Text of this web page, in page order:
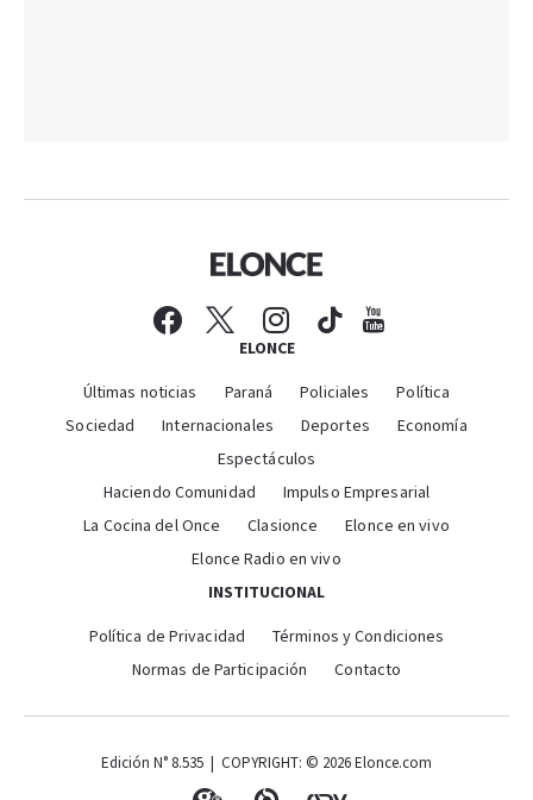
ELONCE
Últimas noticias Paraná Policiales
Política
Sociedad
Internacionales Deportes
Economía
Espectáculos
Haciendo Comunidad
Impulso Empresarial
La Cocina del Once
Clasionce
Elonce en vivo
Elonce Radio en vivo
INSTITUCIONAL
Política de Privacidad
Términos y Condiciones
Normas de Participación
Contacto
Edición N° 8.535 | COPYRIGHT: © 2026 Elonce.com